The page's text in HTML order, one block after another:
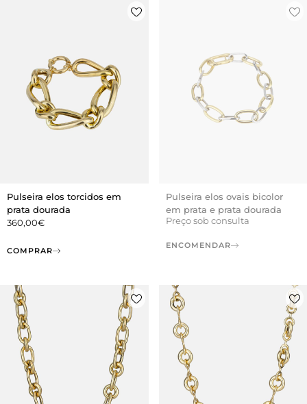
Pulseira elos torcidos em
prata dourada
360,00€
COMPRAR
Pulseira elos ovais bicolor
em prata e prata dourada
Preço sob consulta
ENCOMENDAR